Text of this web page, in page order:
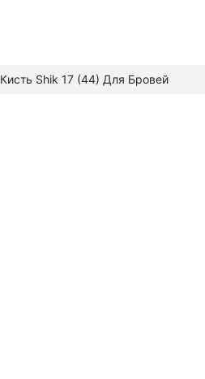
Кисть Shik 17 (44) Для Бровей